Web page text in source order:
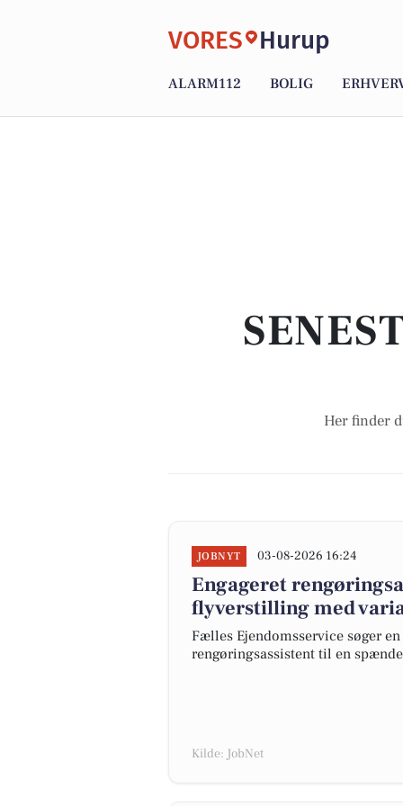
VORES Hurup
ALARM112 BOLIG
Her finder
JOBNYT 03-08-2026 16:24
Engageret
flyverstilling med
Fælles Ejendomsservice søger
rengøringsassistent til en
Kilde: JobNet